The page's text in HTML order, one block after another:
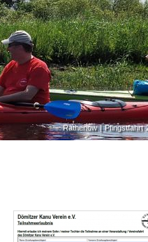
Rathenow | Pfingstfahrt